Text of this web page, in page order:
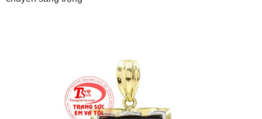
chuyền sang trọng